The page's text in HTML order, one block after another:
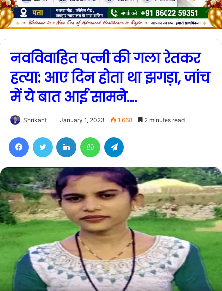
नवविवाहित पत्नी की गला रेतकर
हत्या: आए दिन होता था झगड़ा, जांच
में ये बात आई सामने….
Shrikant January 1, 2023 1,668 2 minutes read